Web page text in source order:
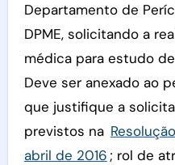
Departamento de
DPME, solicitando a
médica para estudo
Deve ser anexado ao
que justifique a
previstos na
abril de 2016 ; rol de